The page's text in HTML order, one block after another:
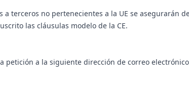
a terceros no pertenecientes a la UE se asegurarán
las cláusulas modelo de la CE.
a la siguiente dirección de correo